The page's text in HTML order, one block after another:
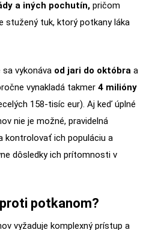
a iných pochutín,pričom
stužený tuk, ktorý potkany láka
sa vykonáva od jari do októbraa
vynakladá takmer 4 milióny
158-tisíc eur). Aj keď úplné
nie je možné, pravidelná
kontrolovať ich populáciu a
dôsledky ich prítomnosti v
potkanom?
vyžaduje komplexný prístup a